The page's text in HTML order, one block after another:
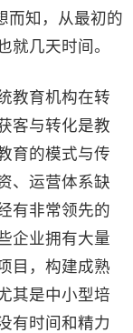
而知，从最初的
就几天时间。
育机构在转
客与转化是教
育的模式与传
、运营体系缺
有非常领先的
企业拥有大量
目，构建成熟
其是中小型培
有时间和精力